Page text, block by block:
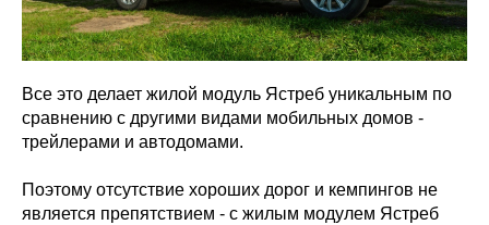
Все это делает жилой модуль Ястреб уникальным по
сравнению с другими видами мобильных домов -
трейлерами и автодомами.
Поэтому отсутствие хороших дорог и кемпингов не
является препятствием - с жилым модулем Ястреб